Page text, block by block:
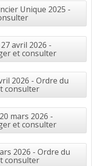
Unique 2025 -
avril 2026 -
et consulter
2026 - Ordre du
consulter
mars 2026 -
et consulter
2026 - Ordre du
consulter